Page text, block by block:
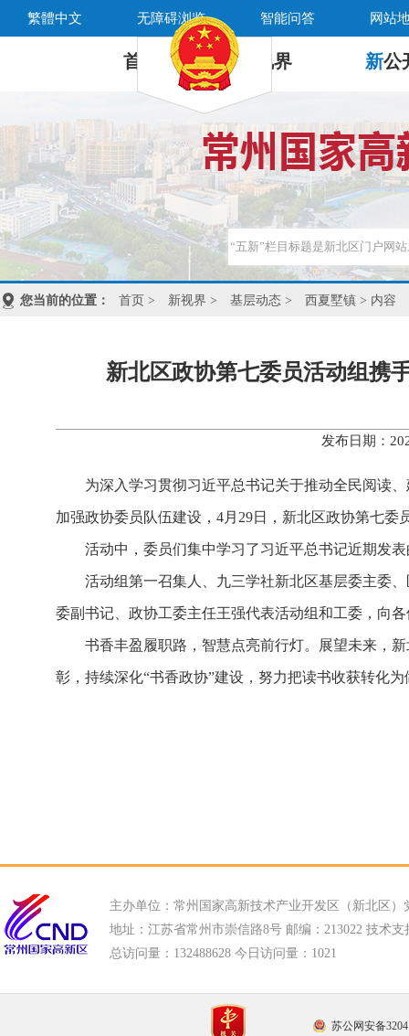
繁體中文 无障碍浏览 智能问答 网站
首 页 新 视界 新公
您当前的位置： 首页 > 新视界 > 基层动态 > 西夏墅镇 > 内容
新北区政协第七委员活动组携
发布日期：
为深入学习贯彻习近平总书记关于推动全民阅读
加强政协委员队伍建设，4月29日，新北区政协第七委
活动中，委员们集中学习了习近平总书记近期发
活动组第一召集人、九三学社新北区基层委主委
委副书记、政协工委主任王强代表活动组和工委，向
书香丰盈履职路，智慧点亮前行灯。展望未来，
彰，持续深化“书香政协”建设，努力把读书收获转化
主办单位：常州国家高新技术产业开发区（新北区）
地址：江苏省常州市崇信路8号 邮编：213022 技术支
总访问量： 132488628 今日访问量： 1021
苏公网安备